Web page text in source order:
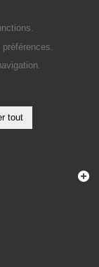
tout